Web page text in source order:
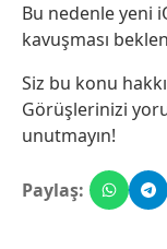
Bu nedenle yeni
kavuşması
Siz bu konu
Görüşlerinizi
unutmayın!
Paylaş: